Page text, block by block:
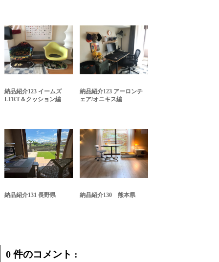
納品紹介123 イームズ
LTRT＆クッション編
納品紹介123 アーロンチ
ェア/オニキス編
納品紹介131 長野県 納品紹介130 熊本県
0 件のコメント :